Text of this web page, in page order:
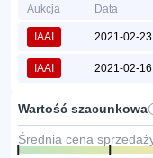
Aukcja Data
IAAI 2021-02-23
IAAI 2021-02-16
Wartość szacunkowa
Średnia cena